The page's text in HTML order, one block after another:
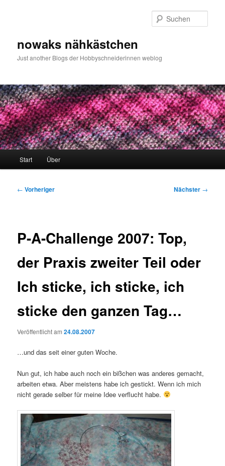
nowaks nähkästchen
Just another Blogs der Hobbyschneiderinnen weblog
Start Über
Beitragsnavigation
← Vorheriger Nächster →
P-A-Challenge 2007: Top,
der Praxis zweiter Teil oder
Ich sticke, ich sticke, ich
sticke den ganzen Tag…
Veröffentlicht am24.08.2007
…und das seit einer guten Woche.
Nun gut, ich habe auch noch ein bißchen was anderes gemacht,
arbeiten etwa. Aber meistens habe ich gestickt. Wenn ich mich
nicht gerade selber für meine Idee verflucht habe.